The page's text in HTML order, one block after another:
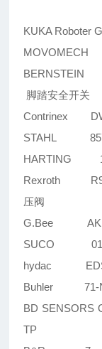
KUKA
BERNSTEIN
脚踏安全开关
Contrinex
STAHL
Rexroth
压阀
G.Bee
SUCO 0166-
hydac
Buhler 71-
BD SENSORS
TP